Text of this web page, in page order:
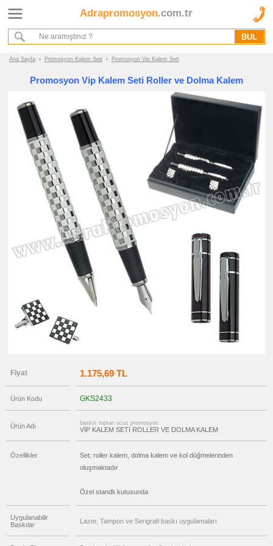
Adrapromosyon.com.tr
Ana Sayfa › Promosyon Kalem Seti › Promosyon Vip Kalem Seti
Promosyon Vip Kalem Seti Roller ve Dolma Kalem
Fiyat 1.175,69 TL
Ürün Kodu GKS2433
Ürün Adı baskılı toptan ucuz promosyon
VİP KALEM SETİ ROLLER VE DOLMA KALEM
Özellikler
Set; roller kalem, dolma kalem ve kol düğmelerinden
oluşmaktadır
Özel standlı kutusunda
Uygulanabilir
Baskılar
Lazer, Tampon ve Serigrafi baskı uygulamaları
Ana Sayfa
Hakkımızda
Kurumsal Hizmet Akışımız
Promosyon
Ürünleri
promosyon
Kalem
Seti
promosyon
Vip
Kalem
Seti
promosyon
Ucuz
Kalem
promosyon
Ahşap
Gör
→
promosyon
Ajanda
Termos
Bardak
Geri
Ürünler
promosyon
Makyaj
Aynası